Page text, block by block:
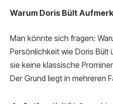
Warum Doris Bült
Man könnte sich fragen:
Persönlichkeit wie Doris
sie keine klassische
Der Grund liegt in mehreren